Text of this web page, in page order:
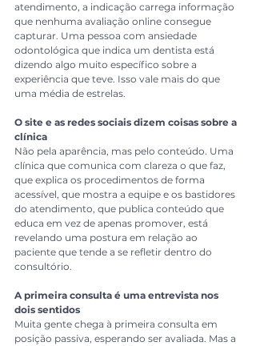
atendimento, a indicação carrega informação
que nenhuma avaliação online consegue
capturar. Uma pessoa com ansiedade
odontológica que indica um dentista está
dizendo algo muito específico sobre a
experiência que teve. Isso vale mais do que
uma média de estrelas.
O site e as redes sociais dizem coisas sobre a
clínica
Não pela aparência, mas pelo conteúdo. Uma
clínica que comunica com clareza o que faz,
que explica os procedimentos de forma
acessível, que mostra a equipe e os bastidores
do atendimento, que publica conteúdo que
educa em vez de apenas promover, está
revelando uma postura em relação ao
paciente que tende a se refletir dentro do
consultório.
A primeira consulta é uma entrevista nos
dois sentidos
Muita gente chega à primeira consulta em
posição passiva, esperando ser avaliada. Mas a